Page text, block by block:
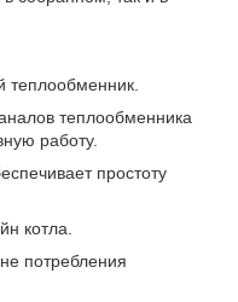
теплообменник.
теплообменника
работу.
простоту
котла.
потребления